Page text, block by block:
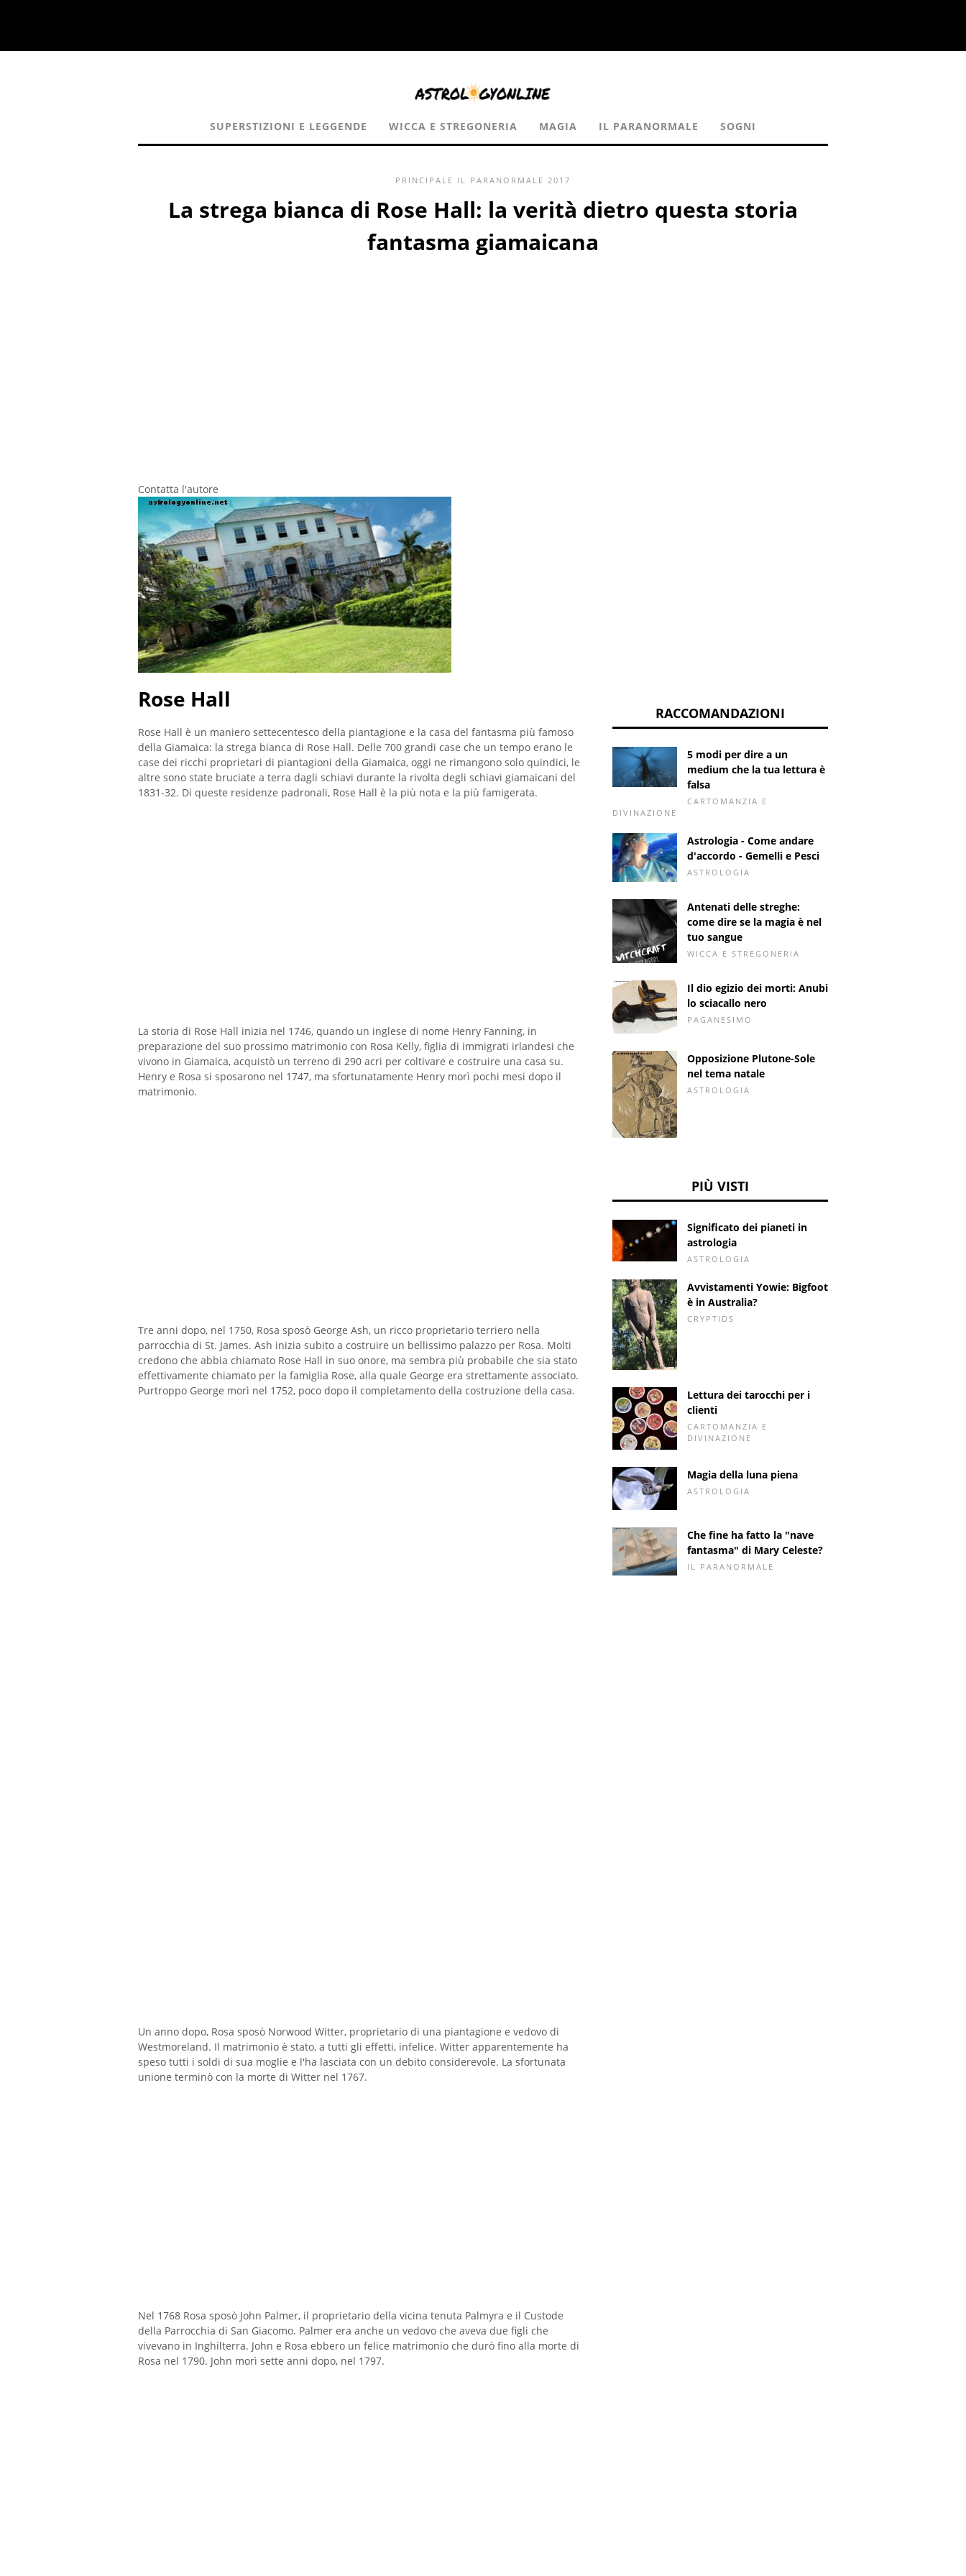
SUPERSTIZIONI E LEGGENDE WICCA E STREGONERIA MAGIA IL PARANORMALE SOGNI
PRINCIPALE IL PARANORMALE 2017
La strega bianca di Rose Hall: la verità dietro questa storia
fantasma giamaicana
Contatta l'autore
Rose Hall
Rose Hall è un maniero settecentesco della piantagione e la casa del fantasma più famoso
della Giamaica: la strega bianca di Rose Hall. Delle 700 grandi case che un tempo erano le
case dei ricchi proprietari di piantagioni della Giamaica, oggi ne rimangono solo quindici, le
altre sono state bruciate a terra dagli schiavi durante la rivolta degli schiavi giamaicani del
1831-32. Di queste residenze padronali, Rose Hall è la più nota e la più famigerata.
La storia di Rose Hall inizia nel 1746, quando un inglese di nome Henry Fanning, in
preparazione del suo prossimo matrimonio con Rosa Kelly, figlia di immigrati irlandesi che
vivono in Giamaica, acquistò un terreno di 290 acri per coltivare e costruire una casa su.
Henry e Rosa si sposarono nel 1747, ma sfortunatamente Henry morì pochi mesi dopo il
matrimonio.
Tre anni dopo, nel 1750, Rosa sposò George Ash, un ricco proprietario terriero nella
parrocchia di St. James. Ash inizia subito a costruire un bellissimo palazzo per Rosa. Molti
credono che abbia chiamato Rose Hall in suo onore, ma sembra più probabile che sia stato
effettivamente chiamato per la famiglia Rose, alla quale George era strettamente associato.
Purtroppo George morì nel 1752, poco dopo il completamento della costruzione della casa.
Un anno dopo, Rosa sposò Norwood Witter, proprietario di una piantagione e vedovo di
Westmoreland. Il matrimonio è stato, a tutti gli effetti, infelice. Witter apparentemente ha
speso tutti i soldi di sua moglie e l'ha lasciata con un debito considerevole. La sfortunata
unione terminò con la morte di Witter nel 1767.
Nel 1768 Rosa sposò John Palmer, il proprietario della vicina tenuta Palmyra e il Custode
della Parrocchia di San Giacomo. Palmer era anche un vedovo che aveva due figli che
vivevano in Inghilterra. John e Rosa ebbero un felice matrimonio che durò fino alla morte di
Rosa nel 1790. John morì sette anni dopo, nel 1797.
RACCOMANDAZIONI
5 modi per dire a un
medium che la tua lettura è
falsa
CARTOMANZIA E
DIVINAZIONE
Astrologia - Come andare
d'accordo - Gemelli e Pesci
ASTROLOGIA
Antenati delle streghe:
come dire se la magia è nel
tuo sangue
WICCA E STREGONERIA
Il dio egizio dei morti: Anubi
lo sciacallo nero
PAGANESIMO
Opposizione Plutone-Sole
nel tema natale
ASTROLOGIA
PIÙ VISTI
Significato dei pianeti in
astrologia
ASTROLOGIA
Avvistamenti Yowie: Bigfoot
è in Australia?
CRYPTIDS
Lettura dei tarocchi per i
clienti
CARTOMANZIA E
DIVINAZIONE
Magia della luna piena
ASTROLOGIA
Che fine ha fatto la "nave
fantasma" di Mary Celeste?
IL PARANORMALE